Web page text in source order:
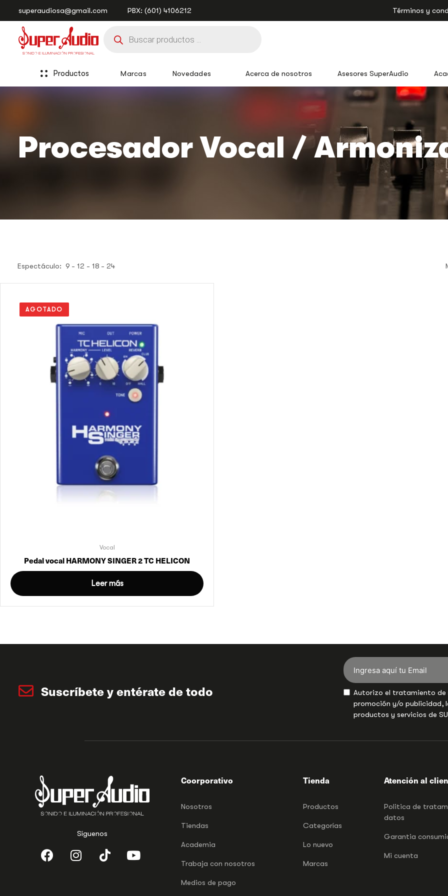
enlaces
navegación
principal
superaudiosa@gmail.com PBX: (601) 4106212 Términos y
Búsqueda
productos
Productos Marcas Novedades Acerca de nosotros Asesores SuperAudio
Procesador Vocal /
Espectáculo: 9 12 18 24
AGOTADO
Vocal
Pedal vocal HARMONY SINGER 2 TC HELICON
Leer más
Suscríbete y entérate de todo
Autorizo el tratamiento
promoción y/o publicidad,
productos y servicios de
Síguenos
Coorporativo
Nosotros
Tiendas
Academia
Trabaja con nosotros
Medios de pago
Tienda
Productos
Categorías
Lo nuevo
Marcas
Atención al
Politica de
datos
Garantia
Mi cuenta